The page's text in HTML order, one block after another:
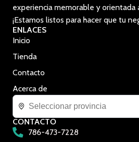
experiencia memorable y orientada
¡Estamos listos para hacer que tu
ENLACES
Inicio
Tienda
Contacto
Acerca de
CONTACTO
786-473-7228